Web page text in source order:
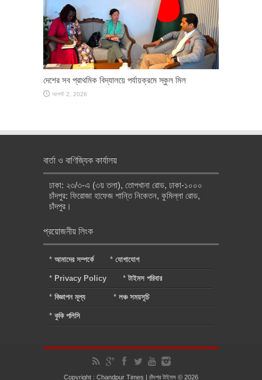
দেশের সব প্রাথমিক বিদ্যালয়ে পর্যায়ক্রমে স্কুল মিল
আগস্ট 2, 2026
বার্তা ও বাণিজ্যিক কার্যালয়
ঢাকা: ২৩/৩-এ (৩য় তলা), তোপখানা রোড, ঢাকা-১০০০
চাঁদপুর: ফিরোজা হাফেজ শান্তি নিকেতন, কুমিল্লা রোড,
চাঁদপুর।
প্রয়োজনীয় লিংক
* আমাদের সম্পর্কে * যোগাযোগ
* Privacy Policy *টাইমস পরিবার
* বিজ্ঞাপন মূল্য * লঞ্চ সময়সূচি
* কুকি পলিসি
Copyright : Chandpur Times | চাঁদপুর টাইমস © 2026